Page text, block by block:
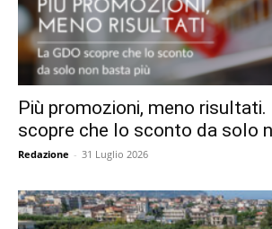
Più promozioni, meno risultati.
scopre che lo sconto da solo
Redazione - 31 Luglio 2026